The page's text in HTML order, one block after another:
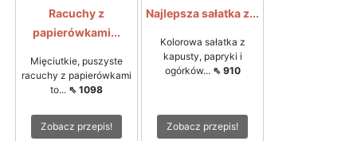
Racuchy z
papierówkami...
Mięciutkie, puszyste
racuchy z papierówkami
to... ⇖ 1098
Zobacz przepis!
Najlepsza sałatka z...
Kolorowa sałatka z
kapusty, papryki i
ogórków... ⇖ 910
Zobacz przepis!